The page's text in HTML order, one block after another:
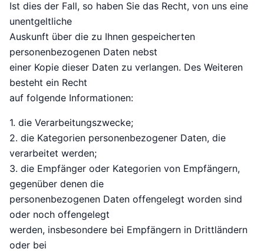
Ist dies der Fall, so haben Sie das Recht, von uns eine
unentgeltliche
Auskunft über die zu Ihnen gespeicherten
personenbezogenen Daten nebst
einer Kopie dieser Daten zu verlangen. Des Weiteren
besteht ein Recht
auf folgende Informationen:
1. die Verarbeitungszwecke;
2. die Kategorien personenbezogener Daten, die
verarbeitet werden;
3. die Empfänger oder Kategorien von Empfängern,
gegenüber denen die
personenbezogenen Daten offengelegt worden sind
oder noch offengelegt
werden, insbesondere bei Empfängern in Drittländern
oder bei